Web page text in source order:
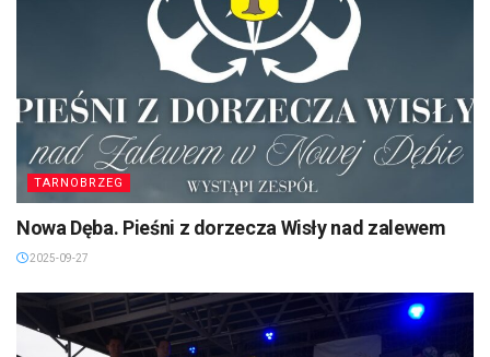
TARNOBRZEG
Nowa Dęba. Pieśni z dorzecza Wisły nad zalewem
2025-09-27